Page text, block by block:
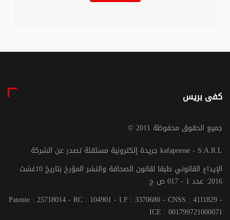
كفى بريس
© جميع الحقوق محفوظة 2011
جريدة إلكترونية مستقلة تصدر عن الشركة kafapresse - S.A.R.L
الإيداع القانوني طبقا لقانون الصحافة والنشر المؤرخ بتاريخ 10غشت
2016: عدد 1 - 017 ص ح
Patente : 25718014 - RC : 104901 - I.F : 3370680 - CNSS : 4111829 -
ICE : 001799721000071